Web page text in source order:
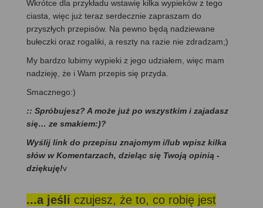
Wkrótce dla przykładu wstawię kilka wypieków z tego
ciasta, więc już teraz serdecznie zapraszam do
przyszłych przepisów. Na pewno będą nadziewane
bułeczki oraz rogaliki, a reszty na razie nie zdradzam;)
My bardzo lubimy wypieki z jego udziałem, więc mam
nadzieję, że i Wam przepis się przyda.
Smacznego:)
:: Spróbujesz? A może już po wszystkim i zajadasz
się… ze smakiem:)?
Wyślij link do przepisu znajomym i/lub wpisz kilka
słów w Komentarzach, dzieląc się Twoją opinią -
dziękuję!v
...a jeśli czujesz, że to, co robię jest